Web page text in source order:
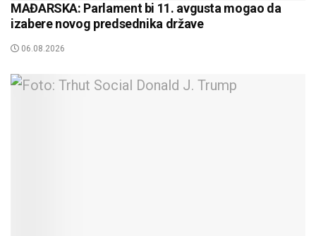
MAĐARSKA: Parlament bi 11. avgusta mogao da
izabere novog predsednika države
06.08.2026